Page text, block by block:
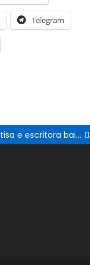
Telegram
Poetisa e escritora baiana lança livro durante sarau cultural no Casarão/ Petrolina Antiga